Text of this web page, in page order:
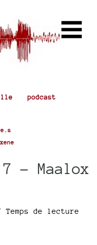
podcast
- Maalox
de lecture